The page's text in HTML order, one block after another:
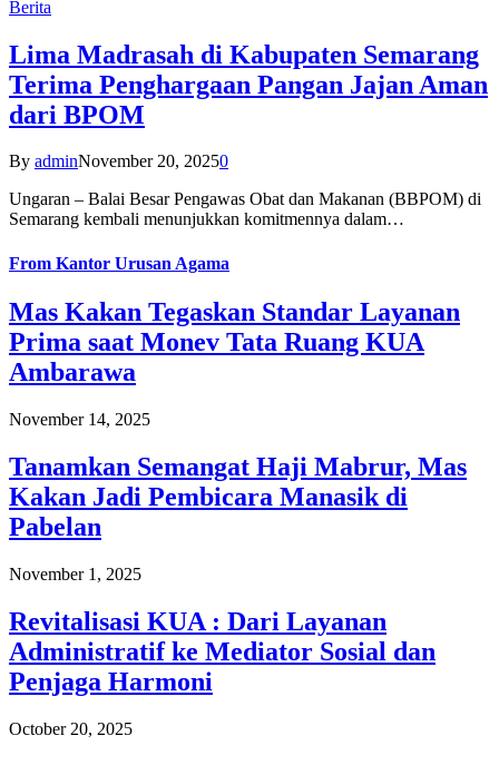
Berita
Lima Madrasah di Kabupaten Semarang
Terima Penghargaan Pangan Jajan Aman
dari BPOM
By adminNovember 20, 20250
Ungaran – Balai Besar Pengawas Obat dan Makanan (BBPOM) di
Semarang kembali menunjukkan komitmennya dalam…
From Kantor Urusan Agama
Mas Kakan Tegaskan Standar Layanan
Prima saat Monev Tata Ruang KUA
Ambarawa
November 14, 2025
Tanamkan Semangat Haji Mabrur, Mas
Kakan Jadi Pembicara Manasik di
Pabelan
November 1, 2025
Revitalisasi KUA : Dari Layanan
Administratif ke Mediator Sosial dan
Penjaga Harmoni
October 20, 2025